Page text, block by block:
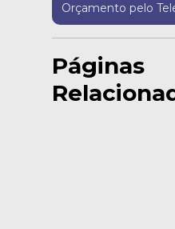
Orçamento pelo
Páginas